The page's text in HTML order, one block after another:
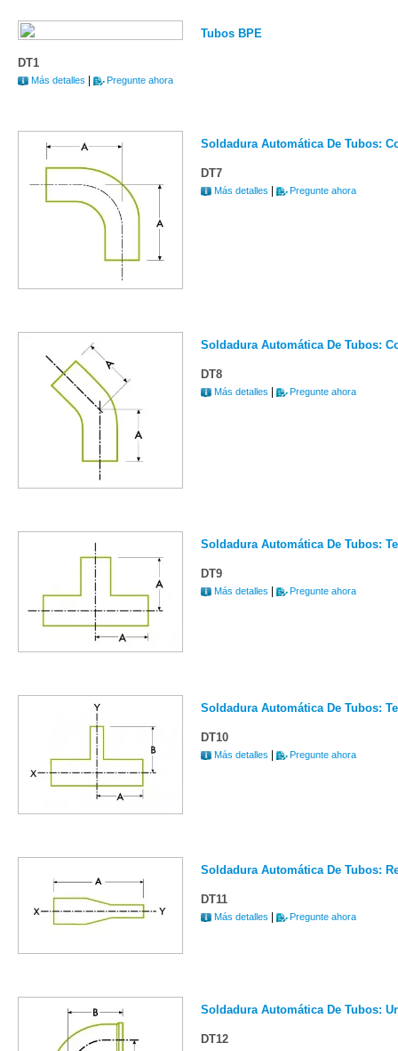
Tubos BPE
DT1
Más detalles | Pregunte ahora
Soldadura Automática De Tubos:
DT7
Más detalles | Pregunte ahora
Soldadura Automática De Tubos:
DT8
Más detalles Pregunte ahora
Soldadura Automática De Tubos:
DT9
Más detalles Pregunte ahora
Soldadura Automática De Tubos:
DT10
Más detalles | Pregunte ahora
Soldadura Automática De Tubos:
DT11
Más detalles Pregunte ahora
Soldadura Automática De Tubos:
DT12